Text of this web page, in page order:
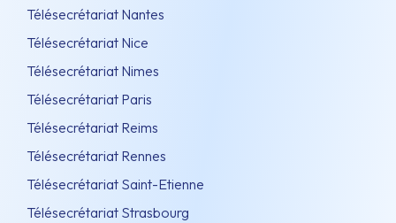
Télésecrétariat Nantes
Télésecrétariat Nice
Télésecrétariat Nimes
Télésecrétariat Paris
Télésecrétariat Reims
Télésecrétariat Rennes
Télésecrétariat Saint-Etienne
Télésecrétariat Strasbourg